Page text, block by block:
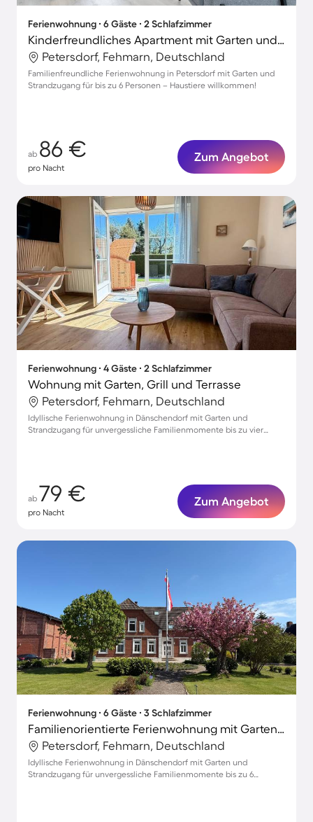
Ferienwohnung ∙ 6 Gäste ∙ 2 Schlafzimmer
Kinderfreundliches Apartment mit Garten und Terrasse | Haustiere erlaubt
Petersdorf, Fehmarn, Deutschland
Familienfreundliche Ferienwohnung in Petersdorf mit Garten und
Strandzugang für bis zu 6 Personen – Haustiere willkommen!
ab 86 €
pro Nacht
Zum Angebot
Ferienwohnung ∙ 4 Gäste ∙ 2 Schlafzimmer
Wohnung mit Garten, Grill und Terrasse
Petersdorf, Fehmarn, Deutschland
Idyllische Ferienwohnung in Dänschendorf mit Garten und
Strandzugang für unvergessliche Familienmomente bis zu vier
ab 79 €
pro Nacht
Zum Angebot
Ferienwohnung ∙ 6 Gäste ∙ 3 Schlafzimmer
Familienorientierte Ferienwohnung mit Garten, Terrasse und Grill
Petersdorf, Fehmarn, Deutschland
Idyllische Ferienwohnung in Dänschendorf mit Garten und
Strandzugang für unvergessliche Familienmomente bis zu 6